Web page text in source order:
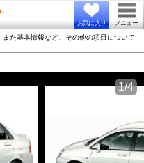
お気に入り メニュー
た基本情報など、その他の項目について
1/4